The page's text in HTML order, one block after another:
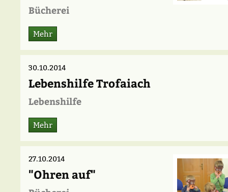
Bücherei
Mehr
30.10.2014
Lebenshilfe Trofaiach
Lebenshilfe
Mehr
27.10.2014
"Ohren auf"